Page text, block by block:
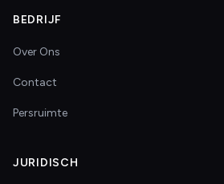
BEDRIJF
Over Ons
Contact
Persruimte
JURIDISCH